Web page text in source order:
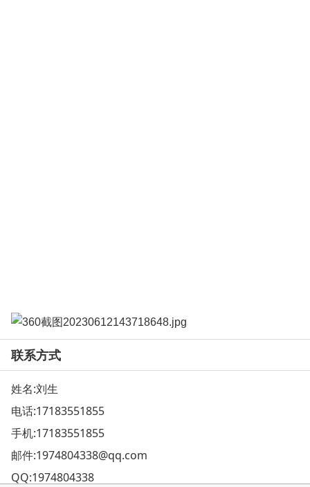
联系方式
姓名:刘生
电话:17183551855
手机:17183551855
邮件:1974804338@qq.com
QQ:1974804338